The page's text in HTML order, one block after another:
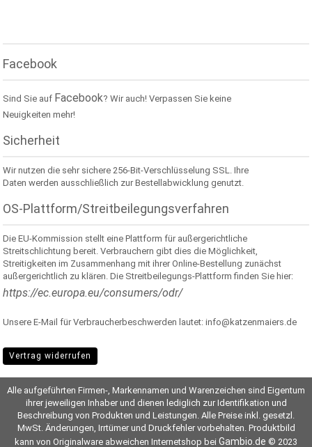
Facebook
Sind Sie auf Facebook? Wir auch! Verpassen Sie keine
Neuigkeiten mehr!
Sicherheit
Wir nutzen die sehr sichere 256-Bit-Verschlüsselung SSL. Ihre
Daten werden ausschließlich zur Bestellabwicklung genutzt.
OS-Plattform/Streitbeilegungsverfahren
Die EU-Kommission stellt eine Plattform für außergerichtliche
Streitschlichtung bereit. Verbrauchern gibt dies die Möglichkeit,
Streitigkeiten im Zusammenhang mit ihrer Online-Bestellung zunächst
außergerichtlich zu klären. Die Streitbeilegungs-Plattform finden Sie hier:
https://ec.europa.eu/consumers/odr/
Unsere E-Mail für Verbraucherbeschwerden lautet: info@katzenmaiers.de
Vertrag widerrufen
Alle aufgeführten Firmen-, Markennamen und Warenzeichen sind Eigentum
ihrer jeweiligen Inhaber und dienen lediglich zur Identifikation und
Beschreibung von Produkten und Leistungen. Alle Preise inkl. gesetzl.
MwSt. Änderungen, Irrtümer und Druckfehler vorbehalten. Produktbild
kann von Originalware abweichen Internetshop bei Gambio.de © 2023